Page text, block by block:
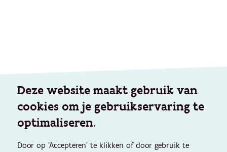
Deze website maakt gebruik van
cookies om je gebruikservaring te
optimaliseren.
Door op 'Accepteren' te klikken of door gebruik te